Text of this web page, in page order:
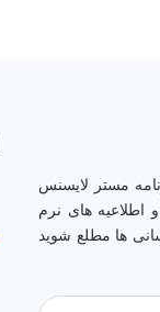
مستر لایسنس
اطلاعیه های نرم
ها مطلع شوید